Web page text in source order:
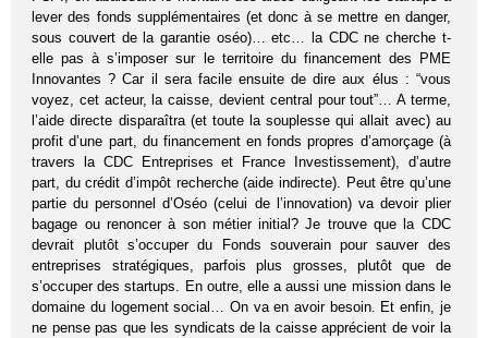
lever des fonds supplémentaires (et donc à se mettre en danger,
sous couvert de la garantie oséo)… etc… la CDC ne cherche t-
elle pas à s’imposer sur le territoire du financement des PME
Innovantes ? Car il sera facile ensuite de dire aux élus : “vous
voyez, cet acteur, la caisse, devient central pour tout”… A terme,
l’aide directe disparaîtra (et toute la souplesse qui allait avec) au
profit d’une part, du financement en fonds propres d’amorçage (à
travers la CDC Entreprises et France Investissement), d’autre
part, du crédit d’impôt recherche (aide indirecte). Peut être qu’une
partie du personnel d’Oséo (celui de l’innovation) va devoir plier
bagage ou renoncer à son métier initial? Je trouve que la CDC
devrait plutôt s’occuper du Fonds souverain pour sauver des
entreprises stratégiques, parfois plus grosses, plutôt que de
s’occuper des startups. En outre, elle a aussi une mission dans le
domaine du logement social… On va en avoir besoin. Et enfin, je
ne pense pas que les syndicats de la caisse apprécient de voir la